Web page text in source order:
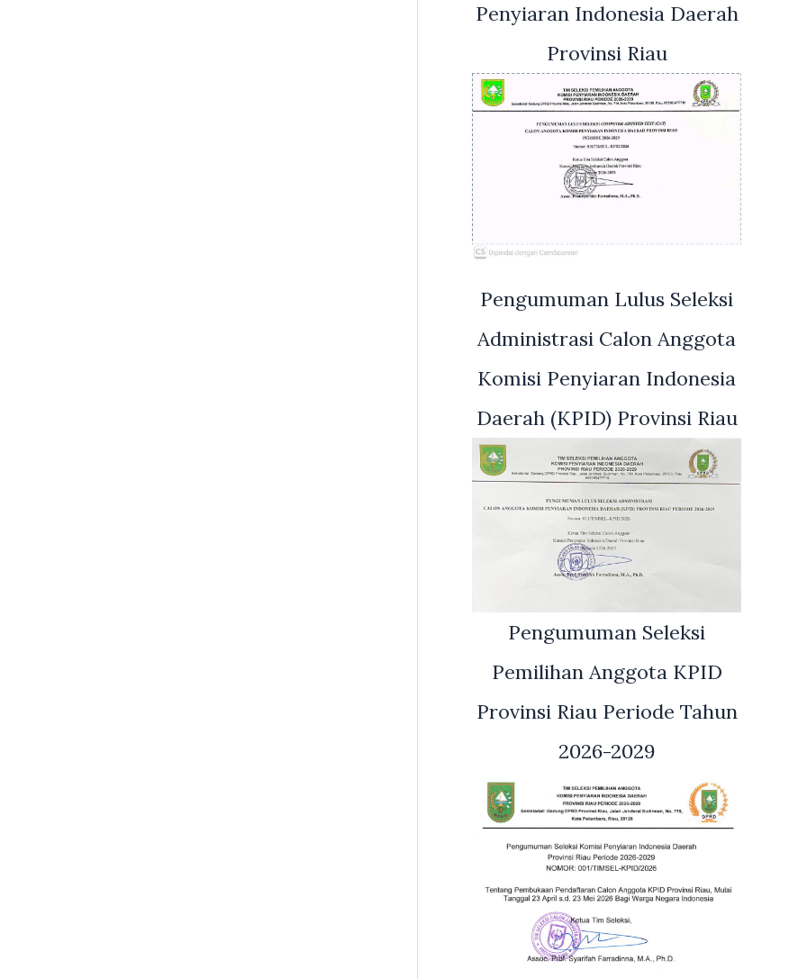
Penyiaran Indonesia Daerah
Provinsi Riau
Pengumuman Lulus Seleksi
Administrasi Calon Anggota
Komisi Penyiaran Indonesia
Daerah (KPID) Provinsi Riau
Pengumuman Seleksi
Pemilihan Anggota KPID
Provinsi Riau Periode Tahun
2026-2029